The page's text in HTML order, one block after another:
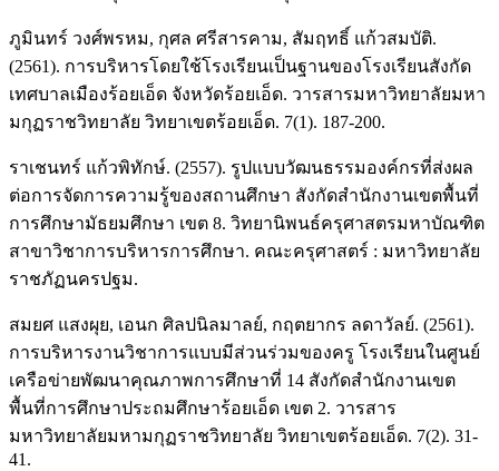
ภูมินทร์ วงศ์พรหม, กุศล ศรีสารคาม, สัมฤทธิ์ แก้วสมบัติ.
(2561). การบริหารโดยใช้โรงเรียนเป็นฐานของโรงเรียนสังกัด
เทศบาลเมืองร้อยเอ็ด จังหวัดร้อยเอ็ด. วารสารมหาวิทยาลัยมหา
มกุฏราชวิทยาลัย วิทยาเขตร้อยเอ็ด. 7(1). 187-200.
ราเชนทร์ แก้วพิทักษ์. (2557). รูปแบบวัฒนธรรมองค์กรที่ส่งผล
ต่อการจัดการความรู้ของสถานศึกษา สังกัดสำนักงานเขตพื้นที่
การศึกษามัธยมศึกษา เขต 8. วิทยานิพนธ์ครุศาสตรมหาบัณฑิต
สาขาวิชาการบริหารการศึกษา. คณะครุศาสตร์ : มหาวิทยาลัย
ราชภัฏนครปฐม.
สมยศ แสงผุย, เอนก ศิลปนิลมาลย์, กฤตยากร ลดาวัลย์. (2561).
การบริหารงานวิชาการแบบมีส่วนร่วมของครู โรงเรียนในศูนย์
เครือข่ายพัฒนาคุณภาพการศึกษาที่ 14 สังกัดสำนักงานเขต
พื้นที่การศึกษาประถมศึกษาร้อยเอ็ด เขต 2. วารสาร
มหาวิทยาลัยมหามกุฏราชวิทยาลัย วิทยาเขตร้อยเอ็ด. 7(2). 31-
41.